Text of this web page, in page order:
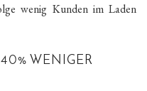
wenig Kunden im Laden
WENIGER